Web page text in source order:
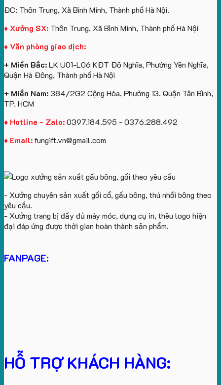
ĐC: Thôn Trung, Xã Bình Minh, Thành phố Hà Nội.
♦ Xưởng SX: Thôn Trung, Xã Bình Minh, Thành phố Hà Nội
♦ Văn phòng giao dịch:
+ Miền Bắc:LK U01-L06 KĐT Đô Nghĩa, Phường Yên Nghĩa,
Quận Hà Đông, Thành phố Hà Nội
+ Miền Nam:384/2G2 Cộng Hòa, Phường 13. Quận Tân Bình,
TP. HCM
♦ Hotline - Zalo:0397.184.595 - 0376.288.492
♦ Email:fungift.vn@gmail.com
- Xưởng chuyên sản xuất gối cổ, gấu bông, thú nhồi bông theo
yêu cầu.
- Xưởng trang bị đầy đủ máy móc, dụng cụ in, thêu logo hiện
đại đáp ứng được thời gian hoàn thành sản phẩm.
FANPAGE:
HỖ TRỢ KHÁCH HÀNG: